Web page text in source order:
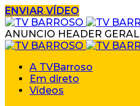
ENVIAR VÍDEO
ANUNCIO HEADER GERAL
A TVBarroso
Em direto
Vídeos